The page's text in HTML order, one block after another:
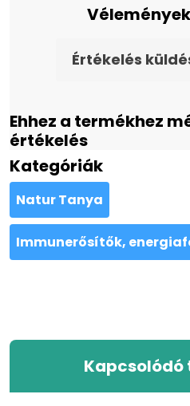
Vélemények
Értékelés
Ehhez a termékhez
értékelés
Kategóriák
Natur Tanya
Immunerősítők,
Kapcsolódó